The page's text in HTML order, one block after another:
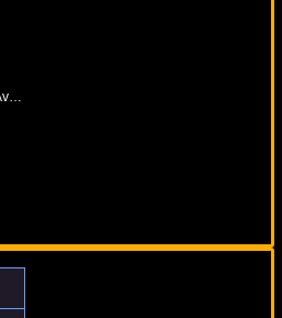
Thor The Mighty Avenger